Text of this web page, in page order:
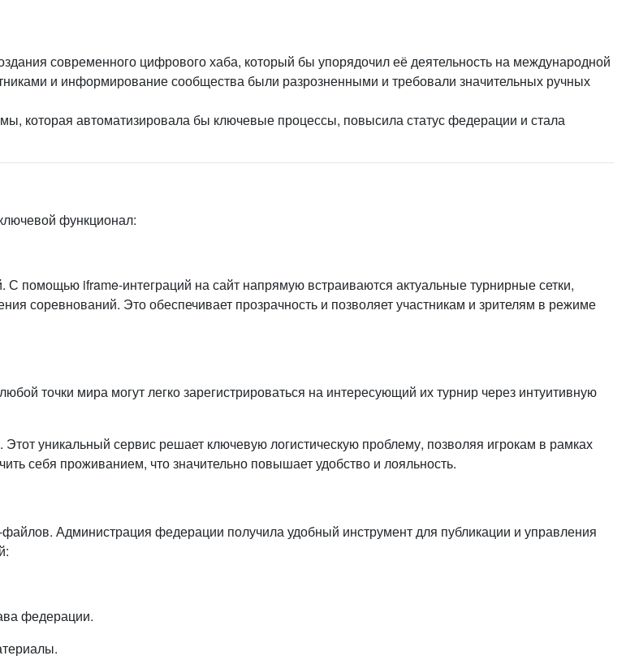
современного цифрового хаба, который бы упорядочил её деятельность на международной
и информирование сообщества были разрозненными и требовали значительных ручных
которая автоматизировала бы ключевые процессы, повысила статус федерации и стала
функционал:
помощью iframe-интеграций на сайт напрямую встраиваются актуальные турнирные сетки,
соревнований. Это обеспечивает прозрачность и позволяет участникам и зрителям в режиме
точки мира могут легко зарегистрироваться на интересующий их турнир через интуитивную
уникальный сервис решает ключевую логистическую проблему, позволяя игрокам в рамках
себя проживанием, что значительно повышает удобство и лояльность.
Администрация федерации получила удобный инструмент для публикации и управления
федерации.